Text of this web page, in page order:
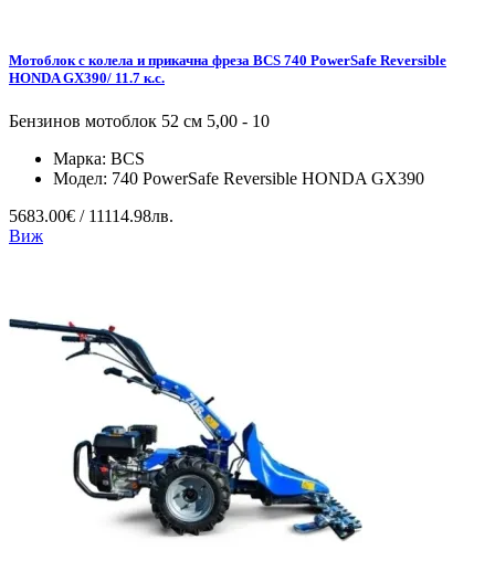
Мотоблок с колела и прикачна фреза BCS 740 PowerSafe Reversible
HONDA GX390/ 11.7 к.с.
Бензинов мотоблок 52 см 5,00 - 10
Марка: BCS
Модел: 740 PowerSafe Reversible HONDA GX390
5683.00€ / 11114.98лв.
Виж